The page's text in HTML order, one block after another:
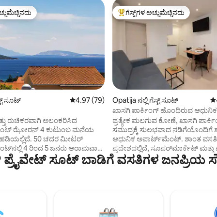
159 ವಿಮರ್ಶೆಗಳು
ಸೂಟ್ 5 ರಲ್ಲಿ 4.97 ಸರಾಸರಿ ರೇಟಿಂಗ್, 79 ವಿಮರ್ಶೆಗಳು
4.97 (79)
ರುಚಿಕರವಾಗಿ ಅಲಂಕರಿಸಿದ
ಝೋರನ್ 4 ಕುಟುಂಬ ಮನೆಯ
50 ಚದರ ಮೀಟರ್
4 ರಿಂದ 5 ಜನರು ಆರಾಮವಾಗಿ
ಅಪಾರ್ಟ್‌ಮೆಂಟ್ ಅಡುಗೆಮನೆ
ರೂಮ್, ಡಬಲ್ ಬೆಡ್‌ಗಳೊಂದಿಗೆ
ಇದು ಅದ್ಭುತ ಸಮುದ್ರ ನೋಟವನ್ನು
ಗೆಸ್ಟ್‌ಗಳಿಗೆ ಅತಿ ಹೆಚ್ಚು ಅಚ್ಚುಮೆಚ್ಚಿನದು
ಗೆಸ್ಟ್‌ಗಳ ಅಚ್ಚುಮೆಚ್ಚಿನದು
Opatija ನಲ್ಲಿ ಗೆಸ್ಟ್ ಸೂಟ್ 5
ಖಾಸಗಿ ಪಾರ್ಕಿಂಗ್ ಹೊಂದಿರುವ ಆಧುನಿಕ
ಬೆಡ್‌ರೂಮ್ - ಸಮುದ್ರಕ್ಕೆ ನಡಿಗೆ
ಪ್ರತ್ಯೇಕ ಮಲಗುವ ಕೋಣೆ, ಖಾಸಗಿ
ಸಮುದ್ರಕ್ಕೆ ಸುಲಭವಾದ ನಡಿಗೆಯೊಂದಿಗೆ
ಆಧುನಿಕ ಅಪಾರ್ಟ್‌ಮೆಂಟ್. ಶಾಂತ ವಸತಿ
ಪ್ರದೇಶದಲ್ಲಿದೆ, ಸೂಪರ್‌ಮಾರ್ಕೆಟ್ ಮತ್ತು
ಸೌಲಭ್ಯಗಳಿಗೆ ಹತ್ತಿರದಲ್ಲಿದೆ. ಲಿವಿಂಗ್
ಆರಾಮದಾಯಕ ಸೋಫಾ, ಊಟದ/
ಮತ್ತು ಲುಂಗೊಮಾರೆಯಿಂದ
ರೆಸ್ಟೋರೆಂಟ್‌ಗಳು, ಕೆಫೆಗಳು ಮತ್ತು
ಸೂಟ್ ಬಾಡಿಗೆ ವಸತಿಗಳ ಜನಪ್ರಿಯ